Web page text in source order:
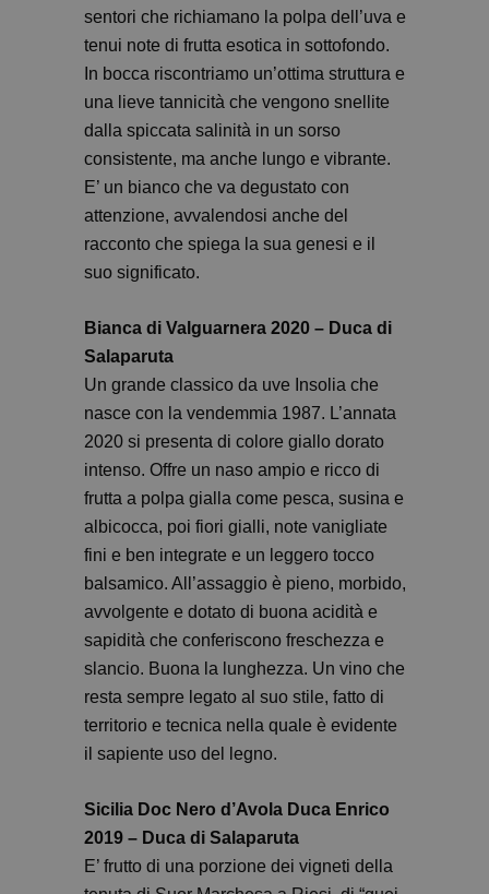
sentori che richiamano la polpa dell’uva e
tenui note di frutta esotica in sottofondo.
In bocca riscontriamo un’ottima struttura e
una lieve tannicità che vengono snellite
dalla spiccata salinità in un sorso
consistente, ma anche lungo e vibrante.
E’ un bianco che va degustato con
attenzione, avvalendosi anche del
racconto che spiega la sua genesi e il
suo significato.
Bianca di Valguarnera 2020 – Duca di
Salaparuta
Un grande classico da uve Insolia che
nasce con la vendemmia 1987. L’annata
2020 si presenta di colore giallo dorato
intenso. Offre un naso ampio e ricco di
frutta a polpa gialla come pesca, susina e
albicocca, poi fiori gialli, note vanigliate
fini e ben integrate e un leggero tocco
balsamico. All’assaggio è pieno, morbido,
avvolgente e dotato di buona acidità e
sapidità che conferiscono freschezza e
slancio. Buona la lunghezza. Un vino che
resta sempre legato al suo stile, fatto di
territorio e tecnica nella quale è evidente
il sapiente uso del legno.
Sicilia Doc Nero d’Avola Duca Enrico
2019 – Duca di Salaparuta
E’ frutto di una porzione dei vigneti della